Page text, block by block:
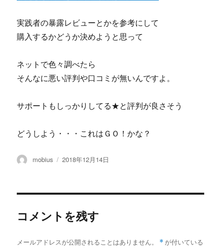
実践者の暴露レビューとかを参考にして
購入するかどうか決めようと思って
ネットで色々調べたら
そんなに悪い評判や口コミが無いんですよ。
サポートもしっかりしてる★と評判が良さそう
どうしよう・・・これはＧＯ！かな？
投
mobius
投
2018年12月14日
コメントを残す
メールアドレスが公開されることはありません。 * が付いている